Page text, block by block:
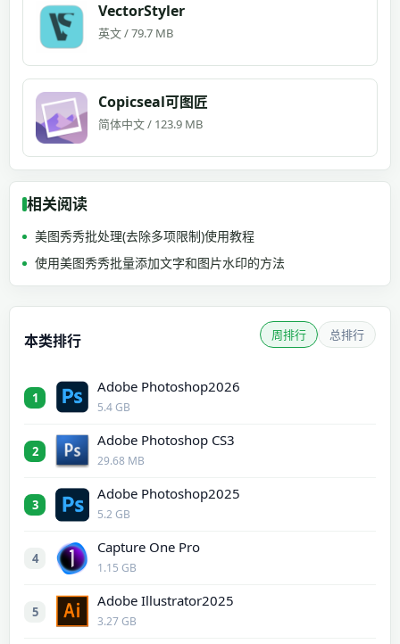
VectorStyler
英文 / 79.7 MB
Copicseal可图匠
简体中文 / 123.9 MB
相关阅读
美图秀秀批处理(去除多项限制)使用教程
使用美图秀秀批量添加文字和图片水印的方法
本类排行 周排行 总排行
1
Adobe Photoshop2026
5.4 GB
2
Adobe Photoshop CS3
29.68 MB
3
Adobe Photoshop2025
5.2 GB
4
Capture One Pro
1.15 GB
5
Adobe Illustrator2025
3.27 GB